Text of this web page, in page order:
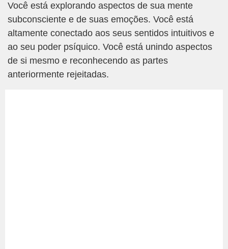
Você está explorando aspectos de sua mente
subconsciente e de suas emoções. Você está
altamente conectado aos seus sentidos intuitivos e
ao seu poder psíquico. Você está unindo aspectos
de si mesmo e reconhecendo as partes
anteriormente rejeitadas.